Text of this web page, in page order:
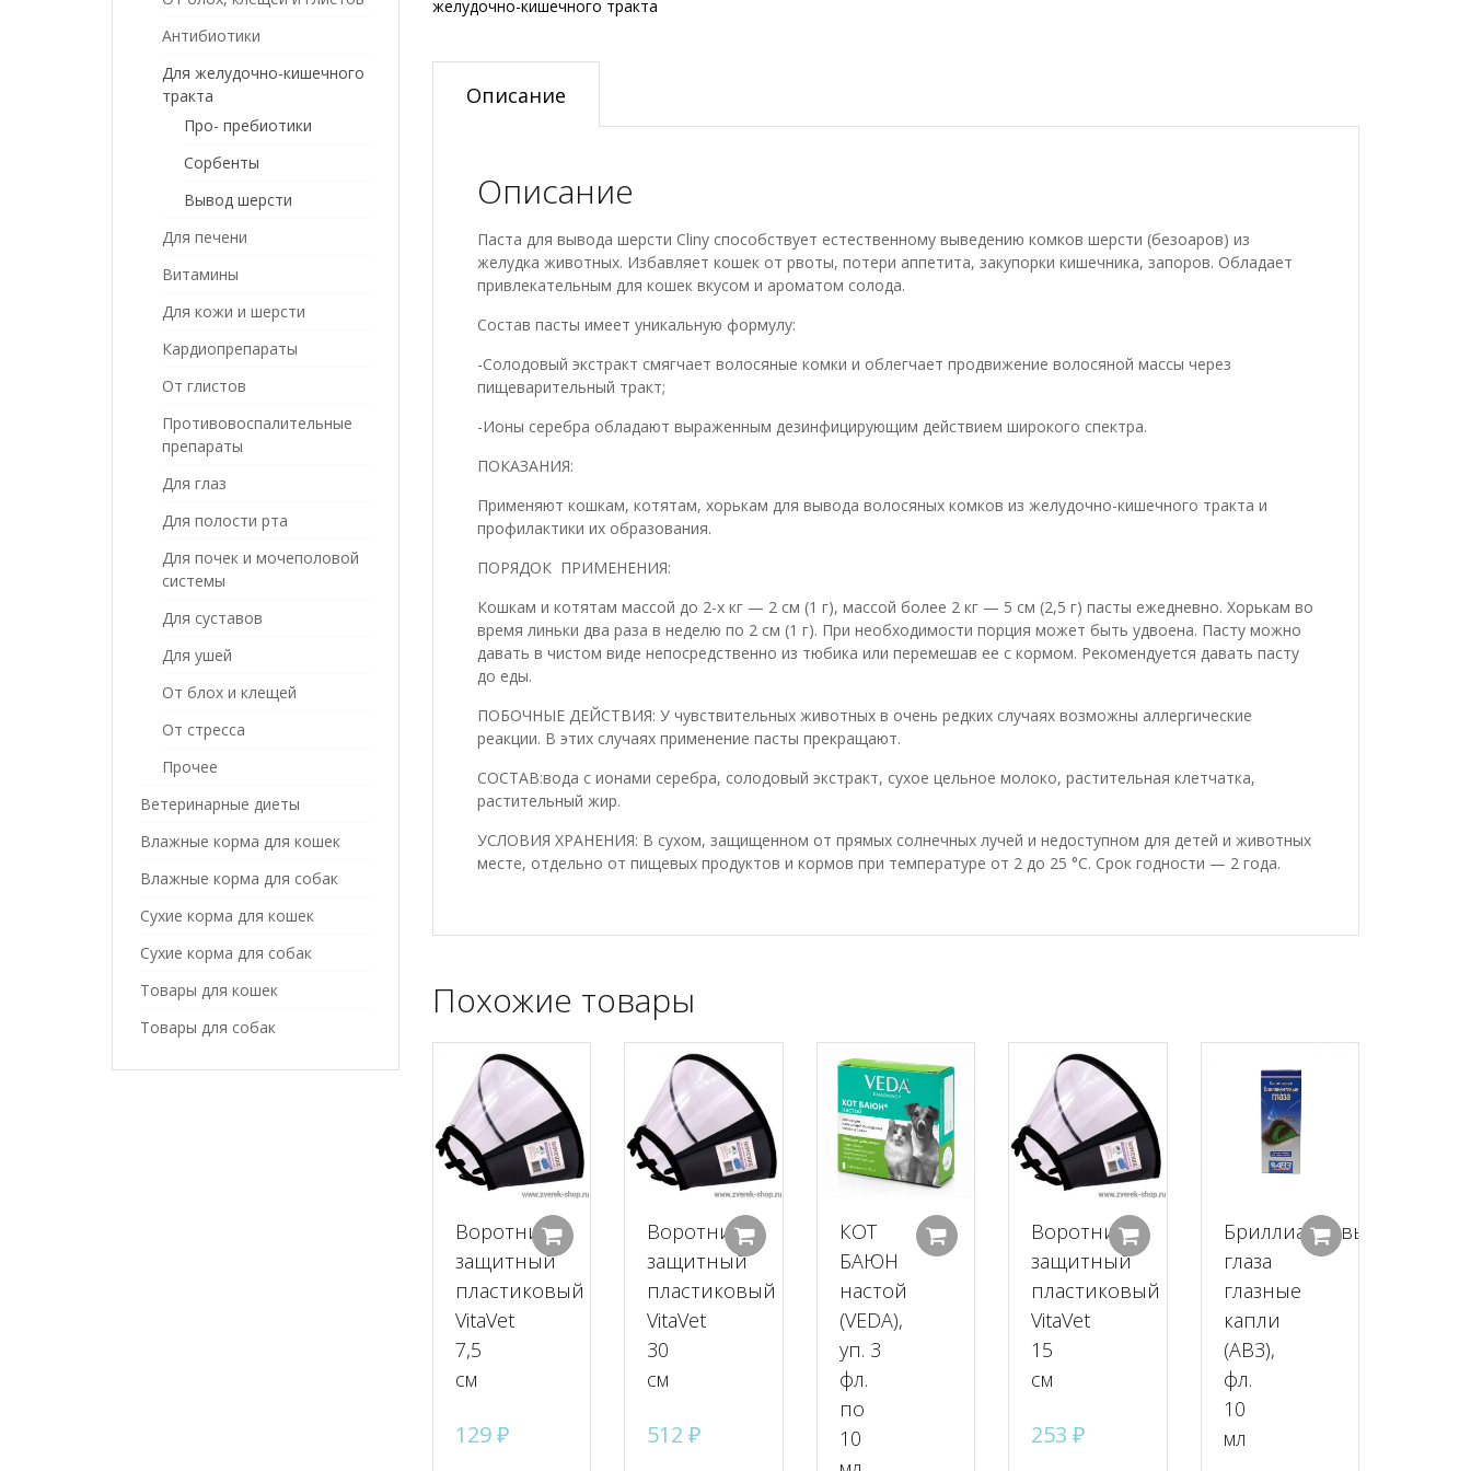
желудочно-кишечного тракта
Описание
Описание
Паста для вывода шерсти Cliny способствует естественному выведению комков шерсти (безоаров) из
желудка животных. Избавляет кошек от рвоты, потери аппетита, закупорки кишечника, запоров. Обладает
привлекательным для кошек вкусом и ароматом солода.
Состав пасты имеет уникальную формулу:
-Солодовый экстракт смягчает волосяные комки и облегчает продвижение волосяной массы через
пищеварительный тракт;
-Ионы серебра обладают выраженным дезинфицирующим действием широкого спектра.
ПОКАЗАНИЯ:
Применяют кошкам, котятам, хорькам для вывода волосяных комков из желудочно-кишечного тракта и
профилактики их образования.
ПОРЯДОК ПРИМЕНЕНИЯ:
Кошкам и котятам массой до 2-х кг — 2 см (1 г), массой более 2 кг — 5 см (2,5 г) пасты ежедневно. Хорькам во
время линьки два раза в неделю по 2 см (1 г). При необходимости порция может быть удвоена. Пасту можно
давать в чистом виде непосредственно из тюбика или перемешав ее с кормом. Рекомендуется давать пасту
до еды.
ПОБОЧНЫЕ ДЕЙСТВИЯ: У чувствительных животных в очень редких случаях возможны аллергические
реакции. В этих случаях применение пасты прекращают.
СОСТАВ:вода с ионами серебра, солодовый экстракт, сухое цельное молоко, растительная клетчатка,
растительный жир.
УСЛОВИЯ ХРАНЕНИЯ: В сухом, защищенном от прямых солнечных лучей и недоступном для детей и животных
месте, отдельно от пищевых продуктов и кормов при температуре от 2 до 25 °C. Срок годности — 2 года.
Похожие товары
Воротник
защитный
пластиковый
VitaVet
7,5
см
129₽
Добавить в корзину
Воротник
защитный
пластиковый
VitaVet
30
см
512 ₽
Добавить в корзину
КОТ
БАЮН
настой
(VEDA),
уп. 3
фл.
по
10
Добавить в корзину
Воротник
защитный
пластиковый
VitaVet
15
см
253 ₽
Добавить в корзину
Бриллиантовые
глаза
глазные
капли
(АВЗ),
фл.
10
мл
Антибиотики
Для желудочно-кишечного
тракта
Про- пребиотики
Сорбенты
Вывод шерсти
Для печени
Витамины
Для кожи и шерсти
Кардиопрепараты
От глистов
Противовоспалительные
препараты
Для глаз
Для полости рта
Для почек и мочеполовой
системы
Для суставов
Для ушей
От блох и клещей
От стресса
Прочее
Ветеринарные диеты
Влажные корма для кошек
Влажные корма для собак
Сухие корма для кошек
Сухие корма для собак
Товары для кошек
Товары для собак